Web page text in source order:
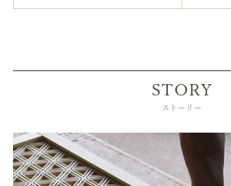
STORY
ストーリー